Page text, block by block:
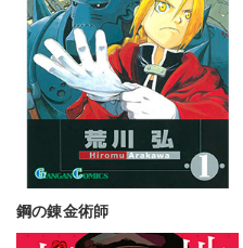
鋼の錬金術師